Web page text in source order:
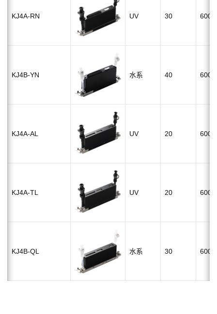
KJ4A-RN UV 30
KJ4B-YN 水系 40
KJ4A-AL UV 20
KJ4A-TL UV 20
KJ4B-QL 水系 30